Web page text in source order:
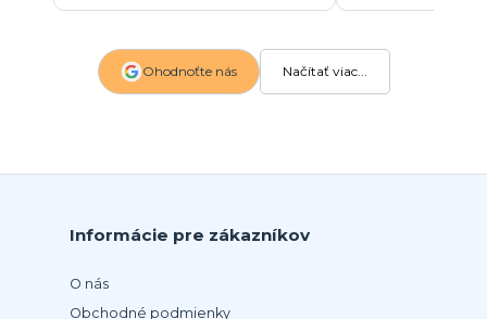
Ohodnoťte nás Načítať viac...
Informácie pre zákazníkov
O nás
Obchodné podmienky